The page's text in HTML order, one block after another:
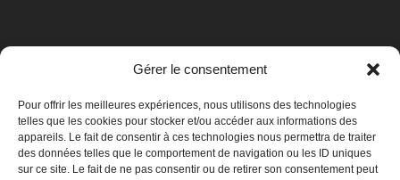
Gérer le consentement
Pour offrir les meilleures expériences, nous utilisons des technologies
telles que les cookies pour stocker et/ou accéder aux informations des
appareils. Le fait de consentir à ces technologies nous permettra de traiter
des données telles que le comportement de navigation ou les ID uniques
sur ce site. Le fait de ne pas consentir ou de retirer son consentement peut